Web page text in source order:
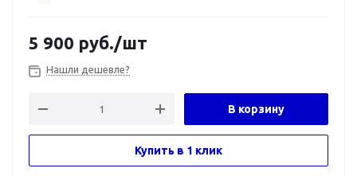
5 900 руб./шт
Нашли дешевле?
В корзину
Купить в 1 клик